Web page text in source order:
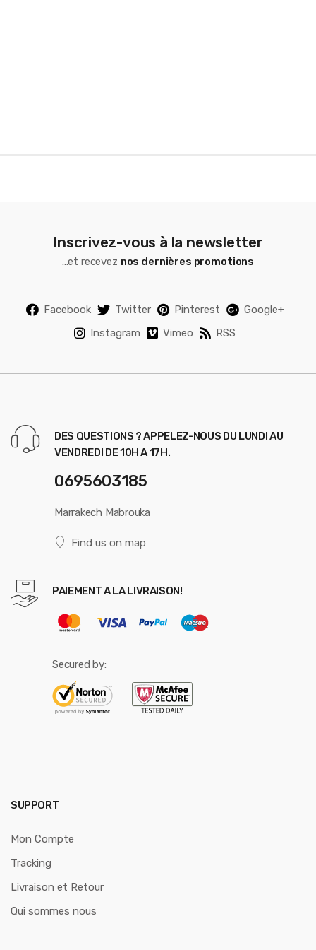
Inscrivez-vous à la newsletter
...et recevez nos dernières promotions
Facebook Twitter Pinterest
Google+
Instagram
Vimeo RSS
DES QUESTIONS ? APPELEZ-NOUS DU LUNDI AU
VENDREDI DE 10H A 17H.
0695603185
Marrakech Mabrouka
Find us on map
PAIEMENT A LA LIVRAISON!
Secured by:
SUPPORT
Mon Compte
Tracking
Livraison et Retour
Qui sommes nous